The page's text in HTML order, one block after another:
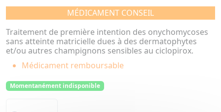
MÉDICAMENT CONSEIL
Traitement de première intention des onychomycoses
sans atteinte matricielle dues à des dermatophytes
et/ou autres champignons sensibles au ciclopirox.
Médicament remboursable
Momentanément indisponible